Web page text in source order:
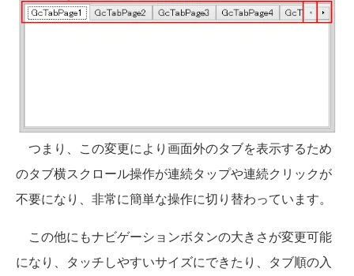
つまり、この変更により画面外のタブを表示するため
のタブ横スクロール操作が連続タップや連続クリックが
不要になり、非常に簡単な操作に切り替わっています。
この他にもナビゲーションボタンの大きさが変更可能
になり、タッチしやすいサイズにできたり、タブ順の入